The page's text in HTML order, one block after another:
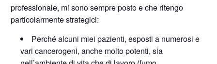
professionale, mi sono sempre posto e che ritengo
particolarmente strategici:
Perché alcuni miei pazienti, esposti a numerosi e
vari cancerogeni, anche molto potenti, sia